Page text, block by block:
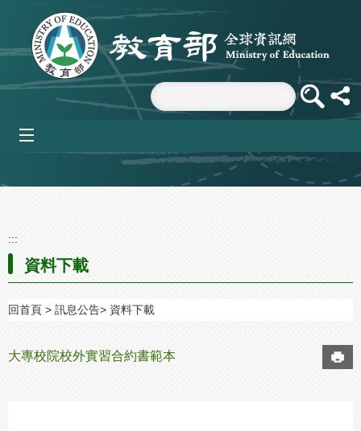
跳到主要內容區塊
:::
資料下載
回首頁 訊息公告 資料下載
大專校院校外實習合約書範本